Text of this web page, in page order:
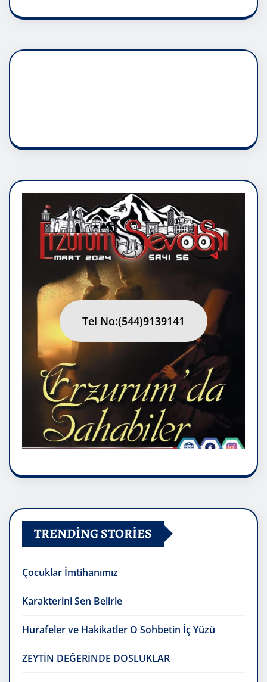
Tel No:(544)9139141
TRENDING STORIES
Çocuklar İmtihanımız
Karakterini Sen Belirle
Hurafeler ve Hakikatler O Sohbetin İç Yüzü
ZEYTİN DEĞERİNDE DOSLUKLAR